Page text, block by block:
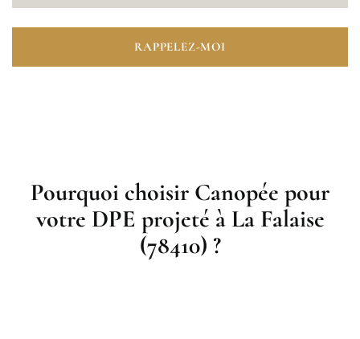
RAPPELEZ-MOI
Pourquoi choisir Canopée pour
votre DPE projeté à La Falaise
(78410) ?